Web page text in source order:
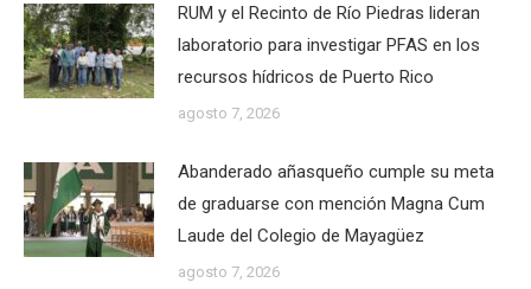
RUM y el Recinto de Río Piedras lideran
laboratorio para investigar PFAS en los
recursos hídricos de Puerto Rico
agosto 7, 2026
Abanderado añasqueño cumple su meta
de graduarse con mención Magna Cum
Laude del Colegio de Mayagüez
agosto 7, 2026